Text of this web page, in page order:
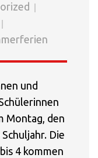
und
Montag, den
Die
4 kommen